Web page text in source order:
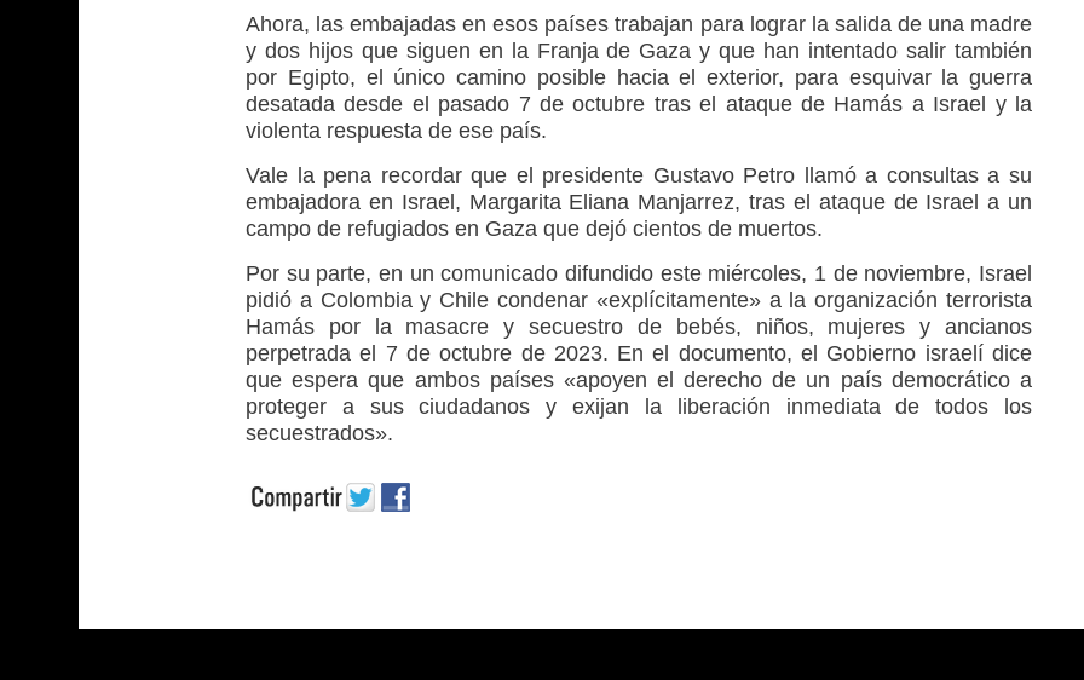
Ahora, las embajadas en esos países trabajan para lograr la salida de una madre
y dos hijos que siguen en la Franja de Gaza y que han intentado salir también
por Egipto, el único camino posible hacia el exterior, para esquivar la guerra
desatada desde el pasado 7 de octubre tras el ataque de Hamás a Israel y la
violenta respuesta de ese país.
Vale la pena recordar que el presidente Gustavo Petro llamó a consultas a su
embajadora en Israel, Margarita Eliana Manjarrez, tras el ataque de Israel a un
campo de refugiados en Gaza que dejó cientos de muertos.
Por su parte, en un comunicado difundido este miércoles, 1 de noviembre, Israel
pidió a Colombia y Chile condenar «explícitamente» a la organización terrorista
Hamás por la masacre y secuestro de bebés, niños, mujeres y ancianos
perpetrada el 7 de octubre de 2023. En el documento, el Gobierno israelí dice
que espera que ambos países «apoyen el derecho de un país democrático a
proteger a sus ciudadanos y exijan la liberación inmediata de todos los
secuestrados».